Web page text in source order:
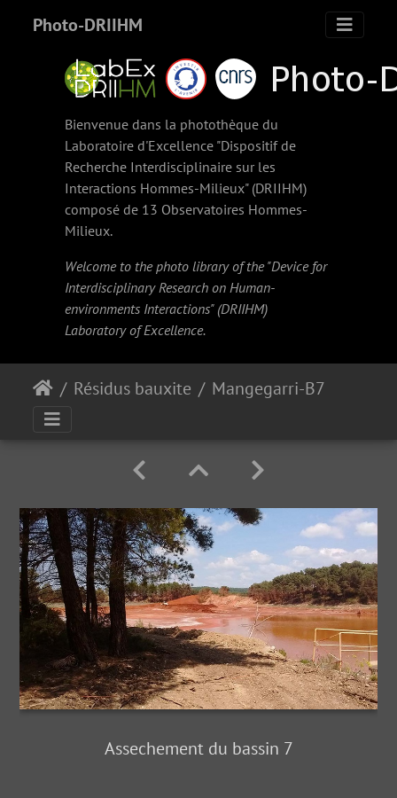
Photo-DRIIHM
Bienvenue dans la photothèque du
Laboratoire d'Excellence "Dispositif de
Recherche Interdisciplinaire sur les
Interactions Hommes-Milieux" (DRIIHM)
composé de 13 Observatoires Hommes-
Milieux.
Welcome to the photo library of the "Device for
Interdisciplinary Research on Human-
environments Interactions" (DRIIHM)
Laboratory of Excellence.
Résidus bauxite
Assechement du bassin 7